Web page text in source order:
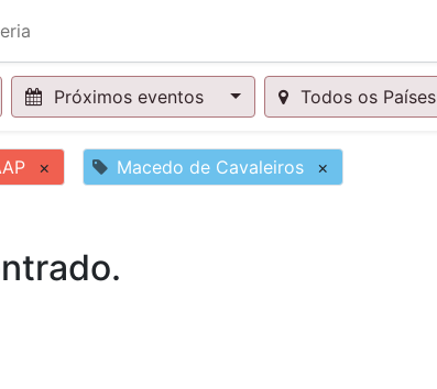
Próximos eventos Todos os Países
× Macedo de Cavaleiros ×